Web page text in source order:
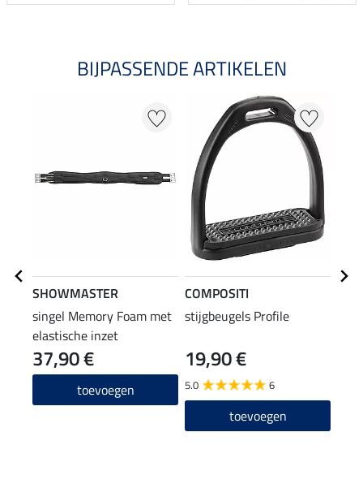
BIJPASSENDE ARTIKELEN
SHOWMASTER
singel Memory Foam met
elastische inzet
37,90 €
toevoegen
COMPOSITI
stijgbeugels Profile
19,90 €
5.0 6
toevoegen